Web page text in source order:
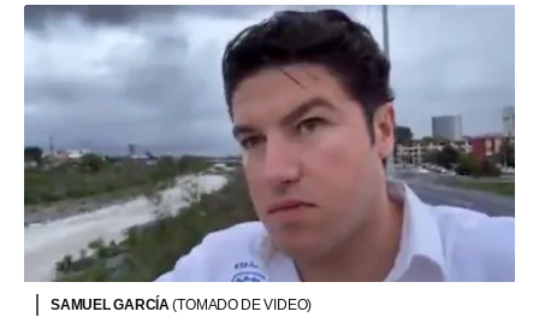
SAMUEL GARCÍA(TOMADO DE VIDEO)